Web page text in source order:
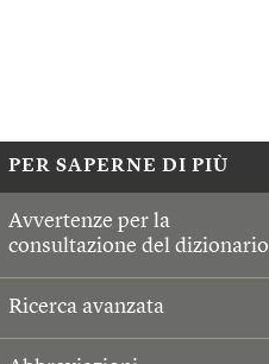
PER SAPERNE DI PIÙ
Avvertenze per la
consultazione del dizionario
Ricerca avanzata